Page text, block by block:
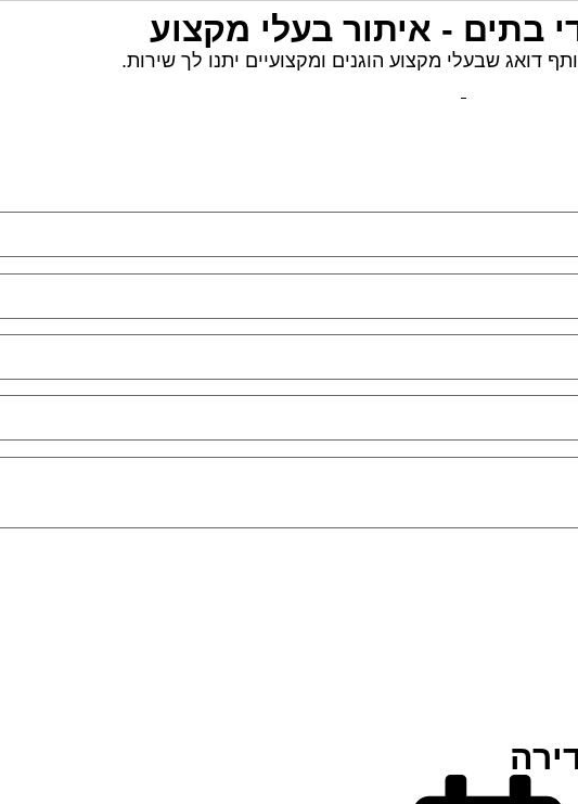
בתים - איתור בעלי מקצוע
דואג שבעלי מקצוע הוגנים ומקצועיים יתנו לך שירות.